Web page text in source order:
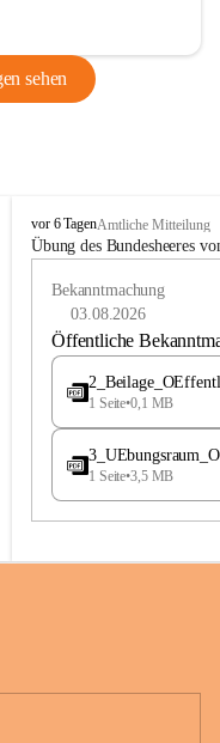
sehen
B
u
e
a
vor 6 TagenAmtliche Mitteilung
Übung des Bundesheeres
Bekanntmachung
03.08.2026
Öffentliche
1 Seite•0,1 MB
1 Seite•3,5 MB